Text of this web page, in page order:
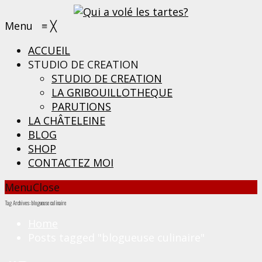
Menu ≡ ╳
ACCUEIL
STUDIO DE CREATION
STUDIO DE CREATION
LA GRIBOUILLOTHEQUE
PARUTIONS
LA CHÂTELEINE
BLOG
SHOP
CONTACTEZ MOI
MenuClose
Tag Archives: blogueuse culinaire